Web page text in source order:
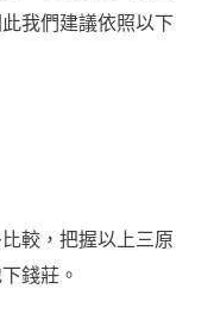
我們建議依照以下
較，把握以上三原
錢莊。